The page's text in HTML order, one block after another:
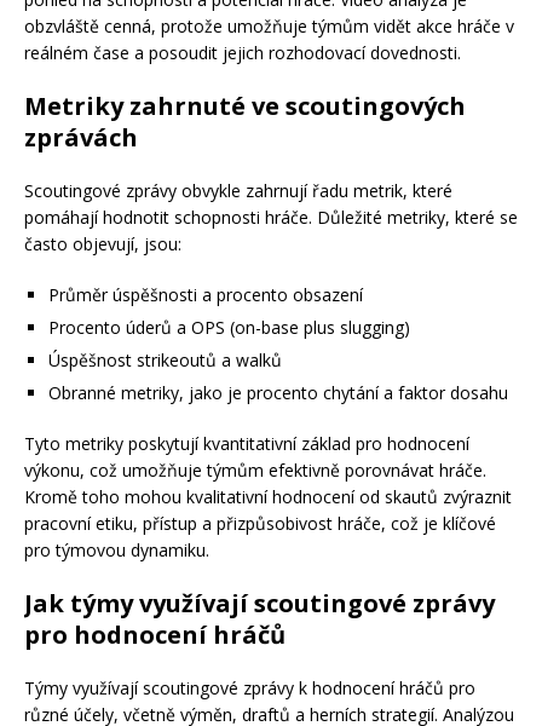
obzvláště cenná, protože umožňuje týmům vidět akce hráče v
reálném čase a posoudit jejich rozhodovací dovednosti.
Metriky zahrnuté ve scoutingových
zprávách
Scoutingové zprávy obvykle zahrnují řadu metrik, které
pomáhají hodnotit schopnosti hráče. Důležité metriky, které se
často objevují, jsou:
Průměr úspěšnosti a procento obsazení
Procento úderů a OPS (on-base plus slugging)
Úspěšnost strikeoutů a walků
Obranné metriky, jako je procento chytání a faktor dosahu
Tyto metriky poskytují kvantitativní základ pro hodnocení
výkonu, což umožňuje týmům efektivně porovnávat hráče.
Kromě toho mohou kvalitativní hodnocení od skautů zvýraznit
pracovní etiku, přístup a přizpůsobivost hráče, což je klíčové
pro týmovou dynamiku.
Jak týmy využívají scoutingové zprávy
pro hodnocení hráčů
Týmy využívají scoutingové zprávy k hodnocení hráčů pro
různé účely, včetně výměn, draftů a herních strategií. Analýzou